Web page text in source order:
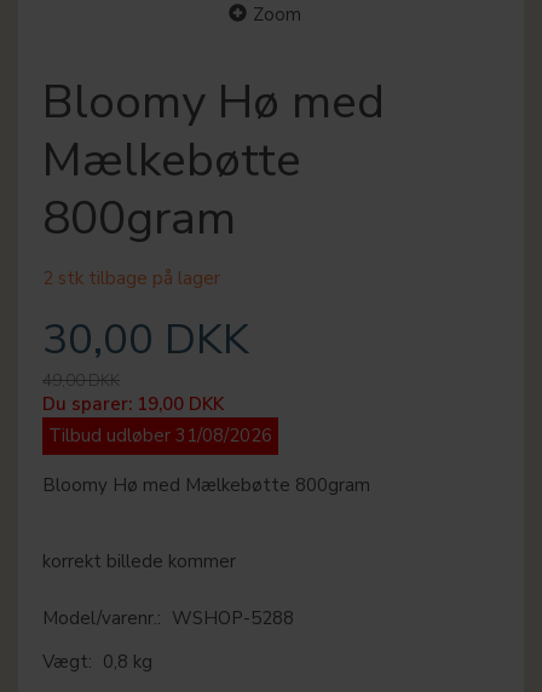
Zoom
Bloomy Hø med
Mælkebøtte
800gram
2 stk tilbage på lager
30,00 DKK
49,00 DKK
Du sparer: 19,00 DKK
Tilbud udløber 31/08/2026
Bloomy Hø med Mælkebøtte 800gram
korrekt billede kommer
Model/varenr.: WSHOP-5288
Vægt: 0,8 kg